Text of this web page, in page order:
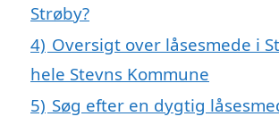
Strøby?
4) Oversigt over låsesmede i
hele Stevns Kommune
5) Søg efter en dygtig